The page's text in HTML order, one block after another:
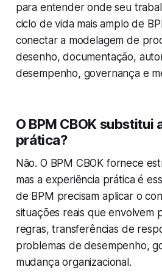
para entender onde seu
ciclo de vida mais amplo de
conectar a modelagem de
desenho, documentação,
desempenho, governança e
O BPM CBOK substitui
prática?
Não. O BPM CBOK fornece
mas a experiência prática é
de BPM precisam aplicar o
situações reais que envolvem
regras, transferências de
problemas de desempenho,
mudança organizacional.